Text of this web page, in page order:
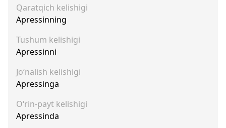
Qaratqich kelishigi
Apressinning
Tushum kelishigi
Apressinni
Jo‘nalish kelishigi
Apressinga
O‘rin-payt kelishigi
Apressinda